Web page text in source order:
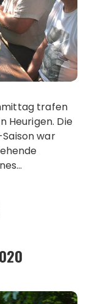
trafen
Heurigen. Die
war